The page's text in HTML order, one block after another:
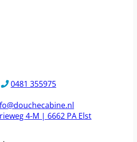
0481 355975
4-M | 6662 PA Elst